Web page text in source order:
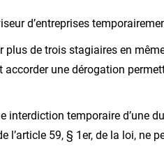
d’entreprises
plus de trois stagiaires en
une dérogation
interdiction temporaire d’une
l’article 59, § 1er, de la loi, ne